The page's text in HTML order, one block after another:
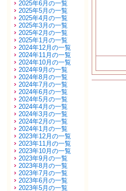
2025年6月の一覧
2025年5月の一覧
2025年4月の一覧
2025年3月の一覧
2025年2月の一覧
2025年1月の一覧
2024年12月の一覧
2024年11月の一覧
2024年10月の一覧
2024年9月の一覧
2024年8月の一覧
2024年7月の一覧
2024年6月の一覧
2024年5月の一覧
2024年4月の一覧
2024年3月の一覧
2024年2月の一覧
2024年1月の一覧
2023年12月の一覧
2023年11月の一覧
2023年10月の一覧
2023年9月の一覧
2023年8月の一覧
2023年7月の一覧
2023年6月の一覧
2023年5月の一覧